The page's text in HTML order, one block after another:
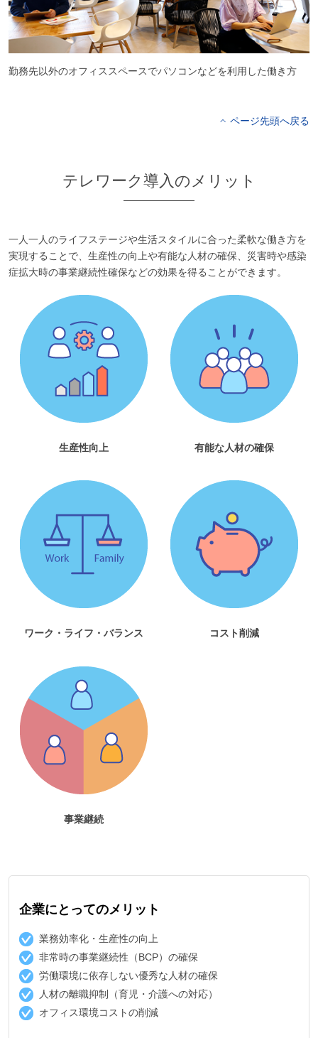
勤務先以外のオフィススペースでパソコンなどを利用した働き方
ページ先頭へ戻る
テレワーク導入のメリット
一人一人のライフステージや生活スタイルに合った柔軟な働き方を
実現することで、生産性の向上や有能な人材の確保、災害時や感染
症拡大時の事業継続性確保などの効果を得ることができます。
生産性向上 有能な人材の確保
ワーク・ライフ・バランス コスト削減
事業継続
企業にとってのメリット
業務効率化・生産性の向上
非常時の事業継続性（BCP）の確保
労働環境に依存しない優秀な人材の確保
人材の離職抑制（育児・介護への対応）
オフィス環境コストの削減